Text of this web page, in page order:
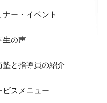
ナー・イベント
生の声
塾と指導員の紹介
ビスメニュー